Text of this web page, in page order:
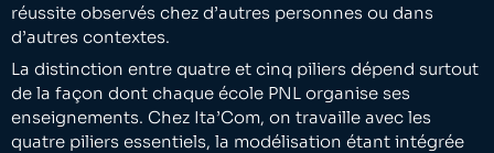
réussite observés chez d’autres personnes ou dans
d’autres contextes.
La distinction entre quatre et cinq piliers dépend surtout
de la façon dont chaque école PNL organise ses
enseignements. Chez Ita’Com, on travaille avec les
quatre piliers essentiels, la modélisation étant intégrée